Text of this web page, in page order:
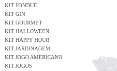
KIT FONDUE
KIT GIN
KIT GOURMET
KIT HALLOWEEN
KIT HAPPY HOUR
KIT JARDINAGEM
KIT JOGO AMERICANO
KIT JOGOS